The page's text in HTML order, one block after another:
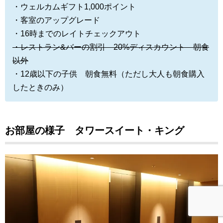
・ウェルカムギフト1,000ポイント
・客室のアップグレード
・16時までのレイトチェックアウト
・レストラン&バーの割引 20%ディスカウント 朝食
以外
・12歳以下の子供 朝食無料（ただし大人も朝食購入
したときのみ）
お部屋の様子 タワースイート・キング